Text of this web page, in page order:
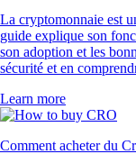
La cryptomonnaie est
guide explique son
son adoption et les
sécurité et en
Learn more
Comment acheter du